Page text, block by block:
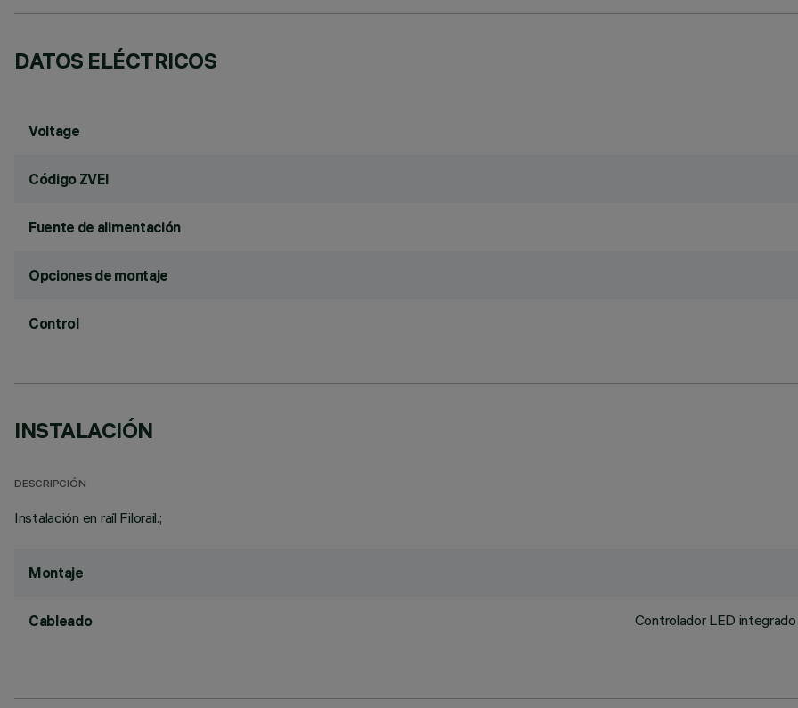
DATOS ELÉCTRICOS
Voltage
Código ZVEI
Fuente de alimentación
Opciones de montaje
Control
INSTALACIÓN
DESCRIPCIÓN
Instalación en raíl Filorail.;
Montaje
Cableado Controlador LED